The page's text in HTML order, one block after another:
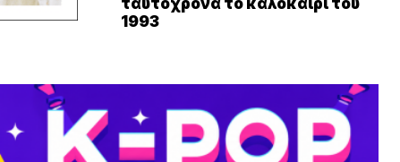
ταυτόχρονα το καλοκαίρι του
1993